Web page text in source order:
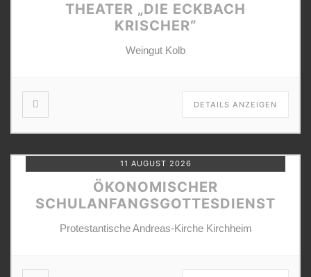
THEATER „DIE ECKBACH
KRISCHER“
Weingut Kolb
DETAILS ANZEIGEN
11 AUGUST 2026
ÖKONOMISCHER
SCHULANFANGSGOTTESDIENST
Protestantische Andreas-Kirche Kirchheim